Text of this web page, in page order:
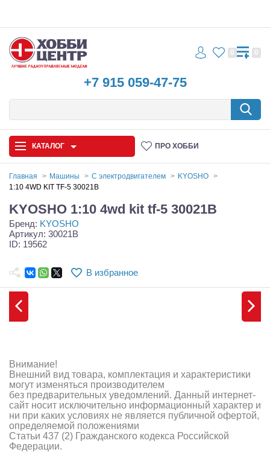
+7 915 059-47-75
0 0
КАТАЛОГ ПРО ХОББИ
Запчасти и аксессуары
Игрушки
Самолеты
Квадрокоптеры
Аппаратура и электроника
Аккумуляторы и батарейки
Зарядные устройства и блоки питания
Двигатели
Главная Машины С электродвигателем
KYOSHO
1:10 4WD KIT TF-5 30021B
KYOSHO 1:10 4wd kit tf-5 30021B
Бренд: KYOSHO
Артикул: 30021B
ID: 19562
В избранное
Внимание!
Внешний вид товара, комплектация и характеристики
могут изменяться производителем
без предварительных уведомлений. Данный интернет-
сайт носит исключительно информационный характер и
ни при каких условиях не является публичной офертой,
определяемой положениями
Статьи 437 (2) Гражданского кодекса Российской
Федерации.